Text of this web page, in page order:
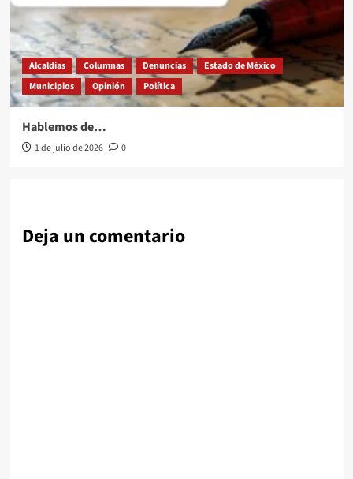
Alcaldías Columnas Denuncias
Estado de México
Municipios
Opinión Política
Hablemos de…
1 de julio de 2026 0
Deja un comentario